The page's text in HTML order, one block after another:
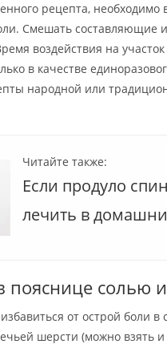
рецепта, необходимо
Смешать составляющие
воздействия на
в качестве
народной или
Читайте также:
Если продуло
лечить в
пояснице солью
от острой боли в
шерсти (можно взять